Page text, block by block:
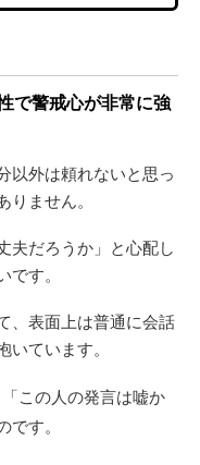
で警戒心が非常に強
以外は頼れないと思っ
ません。
夫だろうか」と心配し
す。
、表面上は普通に会話
ています。
この人の発言は嘘か
す。